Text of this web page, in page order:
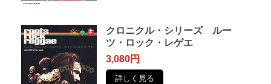
クロニクル・シリーズ ルー
ツ・ロック・レゲエ
3,080円
詳しく見る